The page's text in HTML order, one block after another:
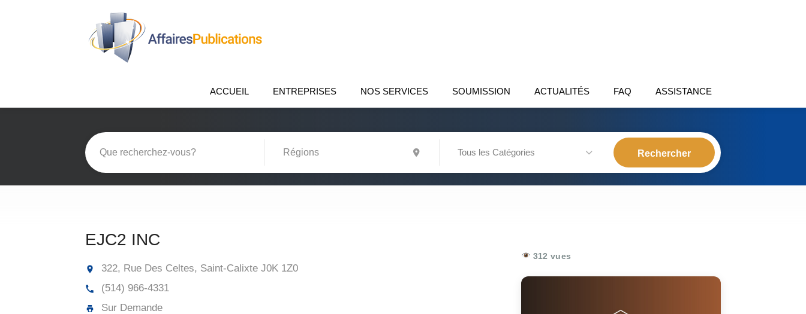
ACCUEIL ENTREPRISES NOS SERVICES SOUMISSION ACTUALITÉS FAQ ASSISTANCE
Tous les Catégories
EJC2 INC
322, Rue Des Celtes, Saint-Calixte J0K 1Z0
(514) 966-4331
Sur Demande
312 vues